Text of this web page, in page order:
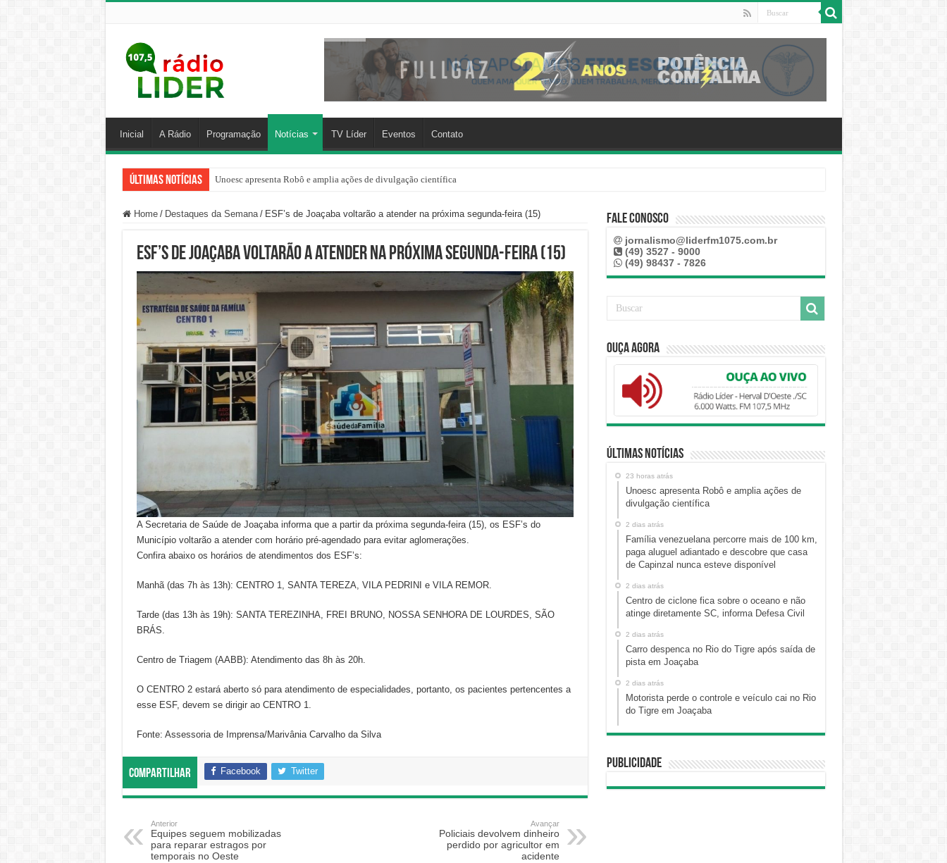
Inicial A Rádio Programação Notícias TV Líder Eventos Contato
Últimas Notícias Unoesc apresenta Robô e amplia ações de divulgação científica
Família venezuelana percorre mais de 100 km, paga aluguel adiantado e descobre que casa de Capinzal nunca esteve disponível
Home / Destaques da Semana / ESF’s de Joaçaba voltarão a atender na próxima segunda-feira (15)
ESF’s de Joaçaba voltarão a atender na próxima segunda-feira (15)
A Secretaria de Saúde de Joaçaba informa que a partir da próxima segunda-feira (15), os ESF’s do
Município voltarão a atender com horário pré-agendado para evitar aglomerações.
Confira abaixo os horários de atendimentos dos ESF’s:
Manhã (das 7h às 13h): CENTRO 1, SANTA TEREZA, VILA PEDRINI e VILA REMOR.
Tarde (das 13h às 19h): SANTA TEREZINHA, FREI BRUNO, NOSSA SENHORA DE LOURDES, SÃO
BRÁS.
Centro de Triagem (AABB): Atendimento das 8h às 20h.
O CENTRO 2 estará aberto só para atendimento de especialidades, portanto, os pacientes pertencentes a
esse ESF, devem se dirigir ao CENTRO 1.
Fonte: Assessoria de Imprensa/Marivânia Carvalho da Silva
Compartilhar Facebook Twitter
Anterior
Equipes seguem mobilizadas
para reparar estragos por
temporais no Oeste
Avançar
Policiais devolvem dinheiro
perdido por agricultor em
acidente
Fale Conosco
jornalismo@liderfm1075.com.br
(49) 3527 - 9000
(49) 98437 - 7826
Ouça Agora
Últimas Notícias
23 horas atrás
Unoesc apresenta Robô e amplia ações de
divulgação científica
2 dias atrás
Família venezuelana percorre mais de 100 km,
paga aluguel adiantado e descobre que casa
de Capinzal nunca esteve disponível
2 dias atrás
Centro de ciclone fica sobre o oceano e não
atinge diretamente SC, informa Defesa Civil
2 dias atrás
Carro despenca no Rio do Tigre após saída de
pista em Joaçaba
2 dias atrás
Motorista perde o controle e veículo cai no Rio
do Tigre em Joaçaba
Publicidade